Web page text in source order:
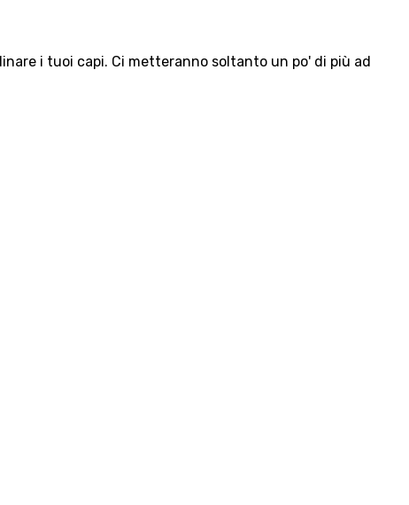
i tuoi capi. Ci metteranno soltanto un po' di più ad